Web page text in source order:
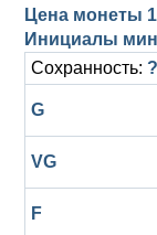
Цена монеты
Инициалы
Сохранность: ?
G
VG
F